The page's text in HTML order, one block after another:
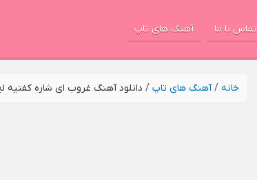
تماس با ما آهنگ های تاپ
خانه /آهنگ های تاپ / دانلود آهنگ غروب ای شاره کفتیه